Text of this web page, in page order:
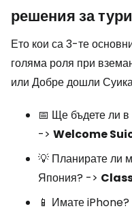
решения за
Ето кои са 3-те
голяма роля при
или Добре дошли
📅 Ще бъдете ли
-> Welcome
💡 Планирате ли
Япония? ->
📱 Имате